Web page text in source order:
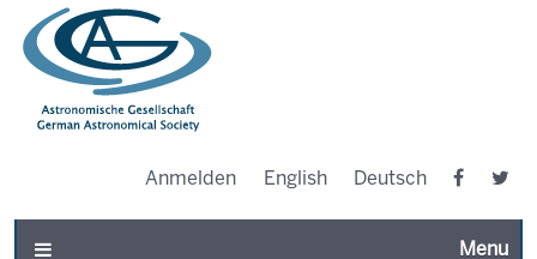
Anmelden English Deutsch
Toggle